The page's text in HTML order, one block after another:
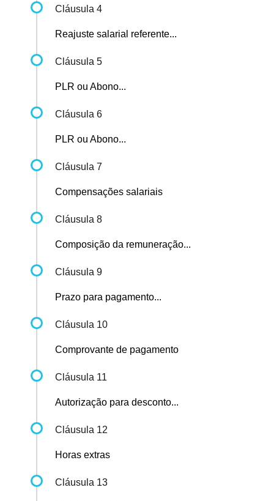
Cláusula 4
Reajuste salarial referente...
Cláusula 5
PLR ou Abono...
Cláusula 6
PLR ou Abono...
Cláusula 7
Compensações salariais
Cláusula 8
Composição da remuneração...
Cláusula 9
Prazo para pagamento...
Cláusula 10
Comprovante de pagamento
Cláusula 11
Autorização para desconto...
Cláusula 12
Horas extras
Cláusula 13